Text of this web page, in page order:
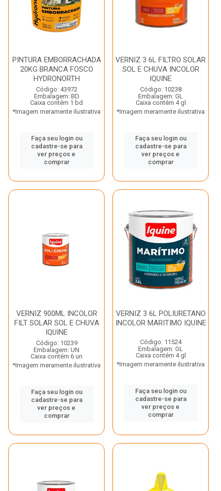
PINTURA EMBORRACHADA
20KG BRANCA FOSCO
HYDRONORTH
Código: 43972
Embalagem: BD
Caixa contém 1 bd
*Imagem meramente ilustrativa
Faça seu login ou
cadastre-se para
ver preços e
comprar
VERNIZ 3 6L FILTRO SOLAR
SOL E CHUVA INCOLOR
IQUINE
Código: 10238
Embalagem: GL
Caixa contém 4 gl
*Imagem meramente ilustrativa
Faça seu login ou
cadastre-se para
ver preços e
comprar
VERNIZ 900ML INCOLOR
FILT SOLAR SOL E CHUVA
IQUINE
Código: 10239
Embalagem: UN
Caixa contém 6 un
*Imagem meramente ilustrativa
Faça seu login ou
cadastre-se para
ver preços e
comprar
VERNIZ 3 6L POLIURETANO
INCOLOR MARITIMO IQUINE
Código: 11524
Embalagem: GL
Caixa contém 4 gl
*Imagem meramente ilustrativa
Faça seu login ou
cadastre-se para
ver preços e
comprar